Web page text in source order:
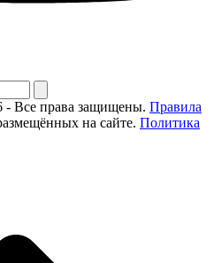
Все права защищены. Правила
на сайте. Политика